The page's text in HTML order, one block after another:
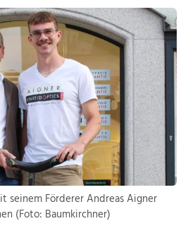
seinem Förderer Andreas Aigner
(Foto: Baumkirchner)